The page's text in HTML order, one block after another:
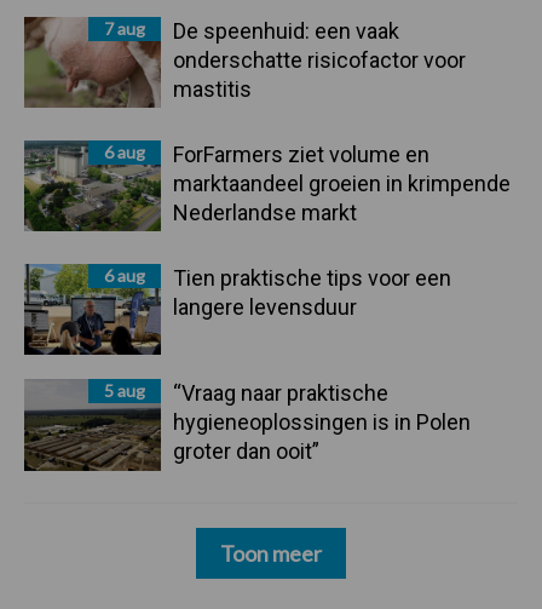
7 aug
De speenhuid: een vaak
onderschatte risicofactor voor
mastitis
6 aug
ForFarmers ziet volume en
marktaandeel groeien in krimpende
Nederlandse markt
6 aug
Tien praktische tips voor een
langere levensduur
5 aug
“Vraag naar praktische
hygieneoplossingen is in Polen
groter dan ooit”
Toon meer